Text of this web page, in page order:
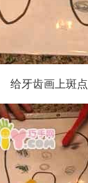
给牙齿画上斑点